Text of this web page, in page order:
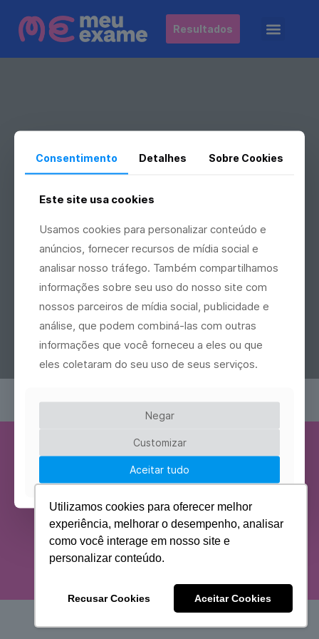
Utilizamos cookies para oferecer melhor
experiência, melhorar o desempenho, analisar
como você interage em nosso site e
personalizar conteúdo.
Recusar Cookies Aceitar Cookies
Resultados
Nos acompanhe
em nossas
redes
unidade +
Consentimento Detalhes Sobre Cookies
Este site usa cookies
Usamos cookies para personalizar conteúdo e
anúncios, fornecer recursos de mídia social e
analisar nosso tráfego. Também compartilhamos
informações sobre seu uso do nosso site com
nossos parceiros de mídia social, publicidade e
análise, que podem combiná-las com outras
informações que você forneceu a eles ou que
eles coletaram do seu uso de seus serviços.
Negar
Customizar
Aceitar tudo